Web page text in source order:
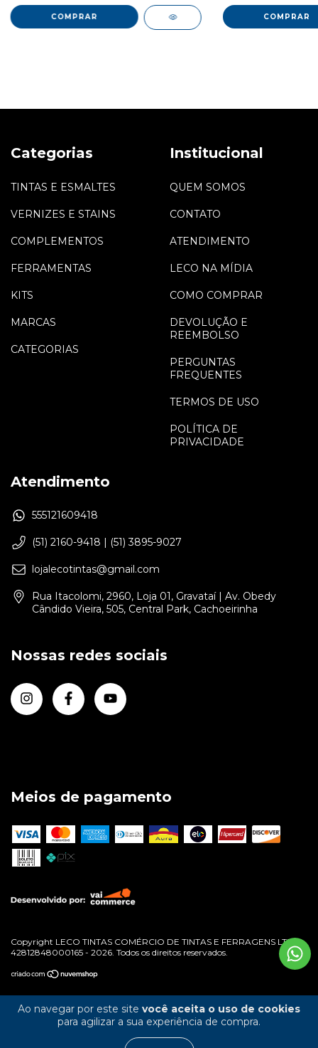
Ao navegar por este site você aceita o uso de cookies
para agilizar a sua experiência de compra.
COMPRAR COMPRAR
Categorias
TINTAS E ESMALTES
VERNIZES E STAINS
COMPLEMENTOS
FERRAMENTAS
KITS
MARCAS
CATEGORIAS
Institucional
QUEM SOMOS
CONTATO
ATENDIMENTO
LECO NA MÍDIA
COMO COMPRAR
DEVOLUÇÃO E
REEMBOLSO
PERGUNTAS
FREQUENTES
TERMOS DE USO
POLÍTICA DE
PRIVACIDADE
Atendimento
555121609418
(51) 2160-9418 | (51) 3895-9027
lojalecotintas@gmail.com
Rua Itacolomi, 2960, Loja 01, Gravataí | Av. Obedy
Cândido Vieira, 505, Central Park, Cachoeirinha
Nossas redes sociais
Meios de pagamento
Copyright LECO TINTAS COMÉRCIO DE TINTAS E FERRAGENS LTDA -
42812848000165 - 2026. Todos os direitos reservados.